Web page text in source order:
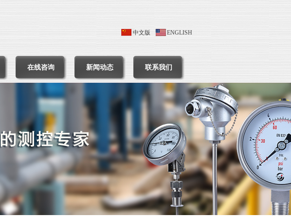
中文版 ENGLISH
在线咨询 新闻动态 联系我们